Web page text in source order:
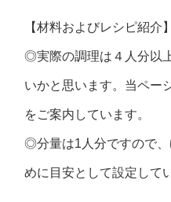
【材料およびレシピ紹介】
◎実際の調理は４人分以
いかと思います。当ペー
をご案内しています。
◎分量は1人分ですので
めに目安として設定して